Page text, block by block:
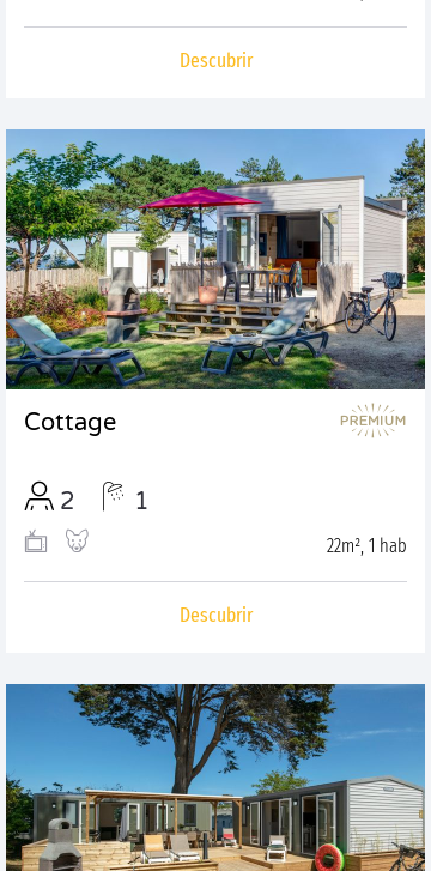
Descubrir
Cottage
2 1
22m², 1 hab
Descubrir